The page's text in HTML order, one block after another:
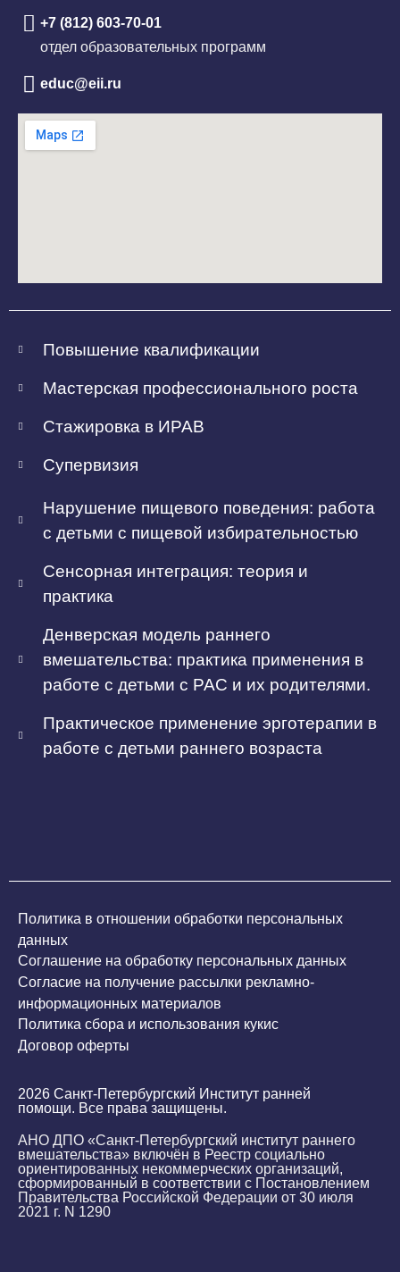
+7 (812) 603-70-01
отдел образовательных программ
educ@eii.ru
Повышение квалификации
Мастерская профессионального роста
Стажировка в ИРАВ
Супервизия
Нарушение пищевого поведения: работа
с детьми с пищевой избирательностью
Сенсорная интеграция: теория и
практика
Денверская модель раннего
вмешательства: практика применения в
работе с детьми с РАС и их родителями.
Практическое применение эрготерапии в
работе с детьми раннего возраста
Политика в отношении обработки персональных
данных
Соглашение на обработку персональных данных
Согласие на получение рассылки рекламно-
информационных материалов
Политика сбора и использования кукис
Договор оферты
2026 Санкт-Петербургский Институт ранней
помощи. Все права защищены.
АНО ДПО «Санкт-Петербургский институт раннего
вмешательства» включён в Реестр социально
ориентированных некоммерческих организаций,
сформированный в соответствии с Постановлением
Правительства Российской Федерации от 30 июля
2021 г. N 1290